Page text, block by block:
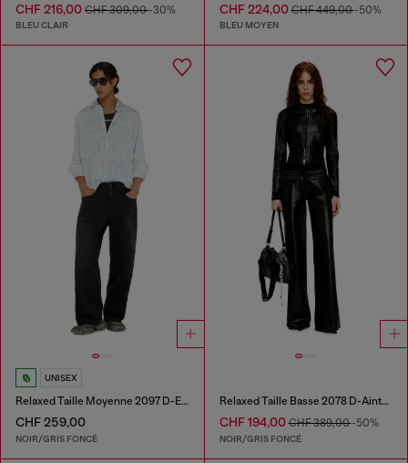
CHF 216,00 CHF 309,00-30%
BLEU CLAIR
CHF 224,00CHF 449,00-50%
BLEU MOYEN
UNISEX
Relaxed Taille Moyenne 2097 D-Enim-M Joggjeans®
CHF 259,00
NOIR/GRIS FONCÉ
Relaxed Taille Basse 2078 D-Ainty Joggjeans®
CHF 194,00CHF 389,00-50%
NOIR/GRIS FONCÉ